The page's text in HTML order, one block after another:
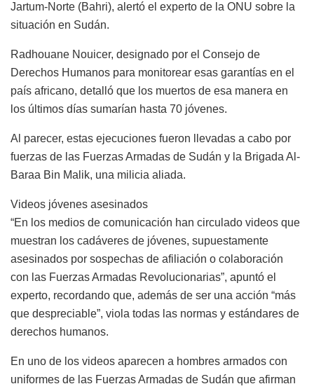
Jartum-Norte (Bahri), alertó el experto de la ONU sobre la
situación en Sudán.
Radhouane Nouicer, designado por el Consejo de
Derechos Humanos para monitorear esas garantías en el
país africano, detalló que los muertos de esa manera en
los últimos días sumarían hasta 70 jóvenes.
Al parecer, estas ejecuciones fueron llevadas a cabo por
fuerzas de las Fuerzas Armadas de Sudán y la Brigada Al-
Baraa Bin Malik, una milicia aliada.
Videos jóvenes asesinados
“En los medios de comunicación han circulado videos que
muestran los cadáveres de jóvenes, supuestamente
asesinados por sospechas de afiliación o colaboración
con las Fuerzas Armadas Revolucionarias”, apuntó el
experto, recordando que, además de ser una acción “más
que despreciable”, viola todas las normas y estándares de
derechos humanos.
En uno de los videos aparecen a hombres armados con
uniformes de las Fuerzas Armadas de Sudán que afirman